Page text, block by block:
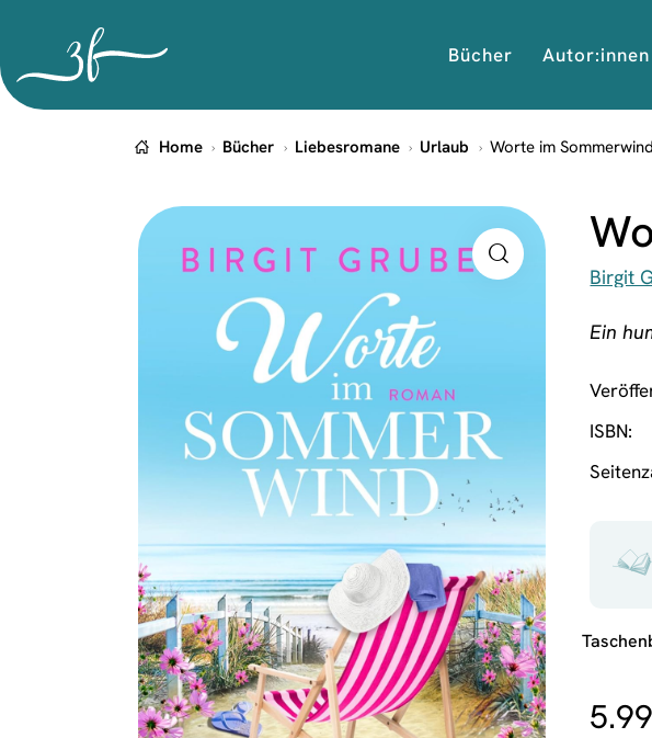
Bücher Autor:innen
Home Bücher Liebesromane Urlaub Worte im Sommerwind
Birgit
Ein
ISBN